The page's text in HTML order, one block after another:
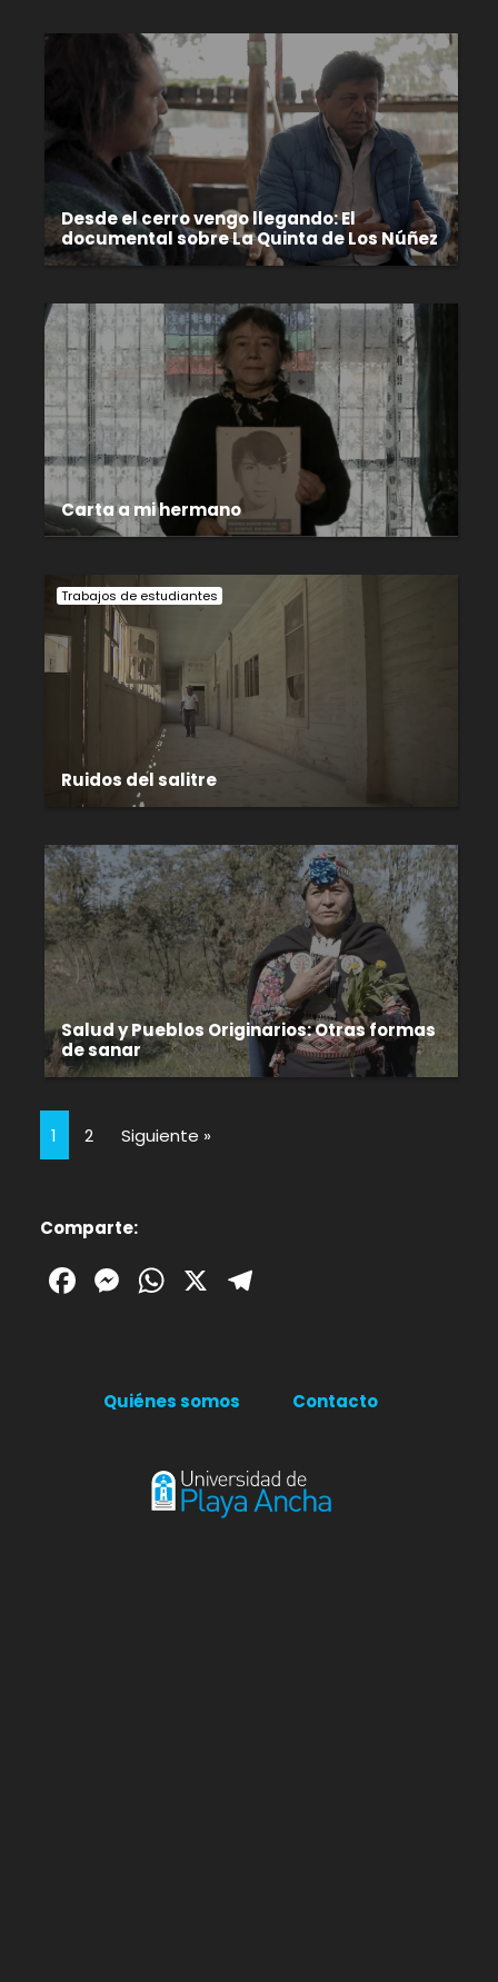
Desde el cerro vengo llegando: El
documental sobre La Quinta de Los Núñez
Carta a mi hermano
Trabajos de estudiantes
Ruidos del salitre
Salud y Pueblos Originarios: Otras formas
de sanar
1 2 Siguiente »
Comparte:
Facebook
Messenger
WhatsApp
X
Quiénes somos Contacto